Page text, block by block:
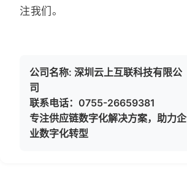
注我们。
公司名称: 深圳云上互联科技有限公
司
联系电话：0755-26659381
专注供应链数字化解决方案，助力企
业数字化转型